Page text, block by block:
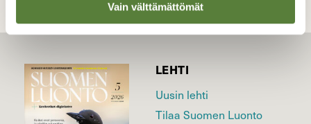
Vain välttämättömät
LEHTI
Uusin lehti
Tilaa Suomen Luonto